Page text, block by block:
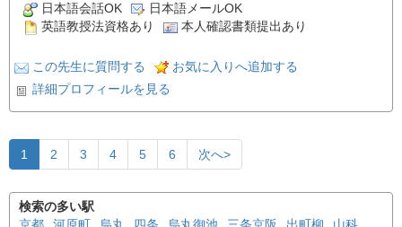
日本語会話OK
日本語メールOK
英語教授法資格あり
本人確認書類提出あり
この先生に質問する
お気に入りへ追加する
詳細プロフィールを見る
1 2 3 4 5 6 次へ>
検索の多い駅